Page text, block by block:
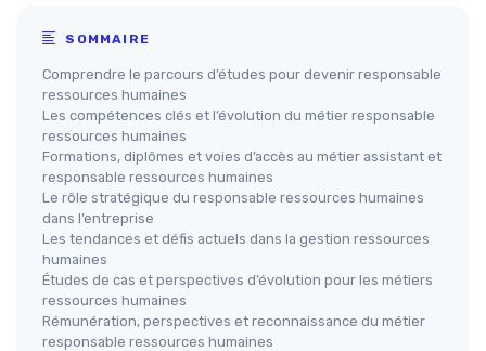
SOMMAIRE
Comprendre le parcours d’études pour devenir responsable
ressources humaines
Les compétences clés et l’évolution du métier responsable
ressources humaines
Formations, diplômes et voies d’accès au métier assistant et
responsable ressources humaines
Le rôle stratégique du responsable ressources humaines
dans l’entreprise
Les tendances et défis actuels dans la gestion ressources
humaines
Études de cas et perspectives d’évolution pour les métiers
ressources humaines
Rémunération, perspectives et reconnaissance du métier
responsable ressources humaines